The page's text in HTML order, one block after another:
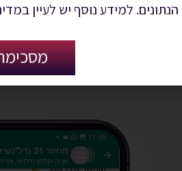
שלנו מלאים
הנתונים. למידע נוסף יש לעיין